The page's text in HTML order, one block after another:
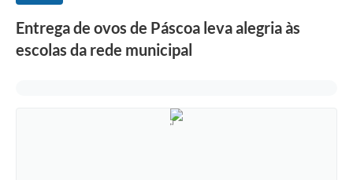
Entrega de ovos de Páscoa leva alegria às
escolas da rede municipal